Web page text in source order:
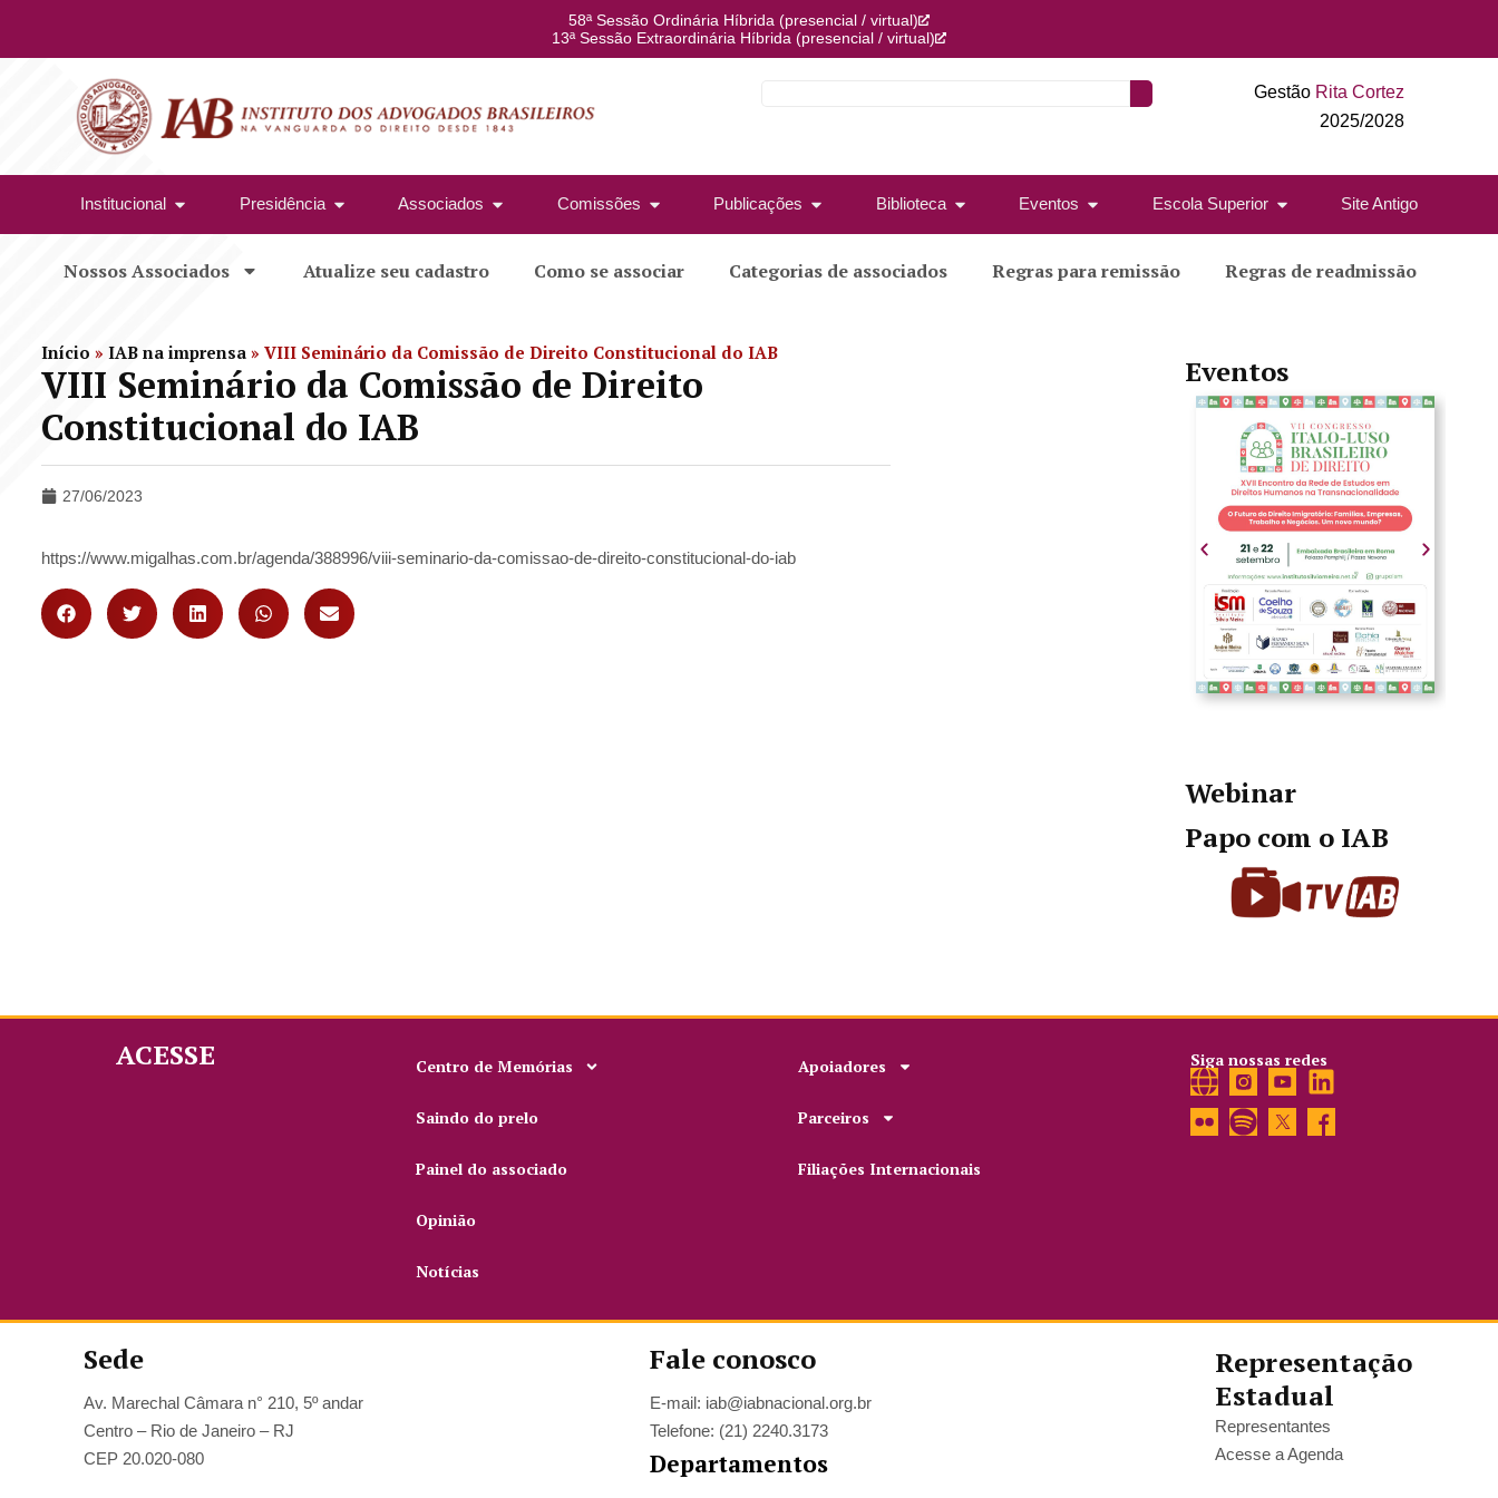
58ª Sessão Ordinária Híbrida (presencial / virtual)
13ª Sessão Extraordinária Híbrida (presencial / virtual)
Gestão Rita Cortez
2025/2028
Institucional Presidência Associados Comissões Publicações Biblioteca Eventos Escola Superior Site Antigo
Nossos Associados Atualize seu cadastro Como se associar Categorias de associados Regras para remissão Regras de readmissão
Início » IAB na imprensa » VIII Seminário da Comissão de Direito Constitucional do IAB
VIII Seminário da Comissão de Direito
Constitucional do IAB
27/06/2023
https://www.migalhas.com.br/agenda/388996/viii-seminario-da-comissao-de-direito-constitucional-do-iab
Eventos
Webinar
Papo com o IAB
ACESSE Centro de Memórias
Saindo do prelo
Painel do associado
Opinião
Notícias
Apoiadores
Parceiros
Filiações Internacionais
Siga nossas redes
Sede
Av. Marechal Câmara n° 210, 5º andar
Centro – Rio de Janeiro – RJ
CEP 20.020-080
Fale conosco
E-mail: iab@iabnacional.org.br
Telefone: (21) 2240.3173
Departamentos
Representação
Estadual
Representantes
Acesse a Agenda